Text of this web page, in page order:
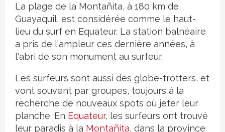
Crédit photo
La plage de la Montañita, à 180 km de
Guayaquil, est considérée comme le haut-
lieu du surf en Equateur. La station balnéaire
a pris de l'ampleur ces dernière années, à
l'abri de son monument au surfeur.
Les surfeurs sont aussi des globe-trotters, et
vont souvent par groupes, toujours à la
recherche de nouveaux spots où jeter leur
planche. En Equateur, les surfeurs ont trouvé
leur paradis à la Montañita, dans la province